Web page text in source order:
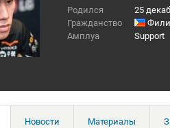
Родился 25
Гражданство
Амплуа
Support
Новости Материалы